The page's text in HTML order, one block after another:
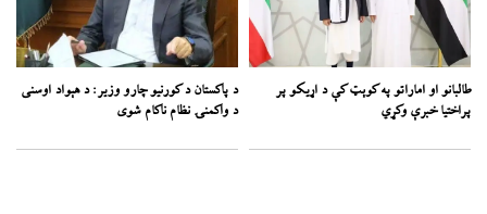
طالبانو او اماراتو په کوېټ کې د اړیکو پر
پراختیا خبرې وکړي
د پاکستان د کورنیو چارو وزیر: د هېواد اوسنی
د واکمنۍ نظام ناکام شوی